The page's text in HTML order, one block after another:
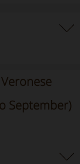
September)